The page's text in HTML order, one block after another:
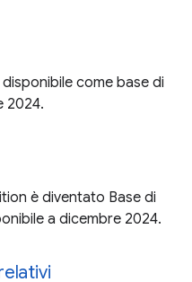
come base di
2024.
è diventato Base di
a dicembre 2024.